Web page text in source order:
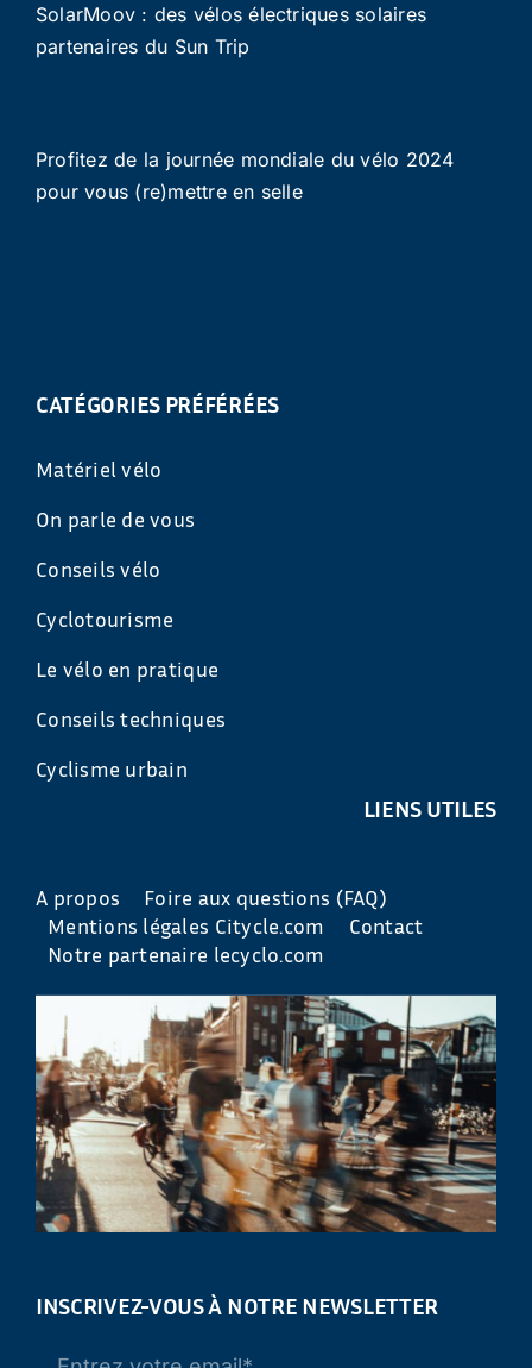
SolarMoov : des vélos électriques solaires
partenaires du Sun Trip
Profitez de la journée mondiale du vélo 2024
pour vous (re)mettre en selle
CATÉGORIES PRÉFÉRÉES
Matériel vélo
On parle de vous
Conseils vélo
Cyclotourisme
Le vélo en pratique
Conseils techniques
Cyclisme urbain
LIENS UTILES
A propos
Foire aux questions (FAQ)
Mentions légales Citycle.com
Contact
Notre partenaire lecyclo.com
INSCRIVEZ-VOUS À NOTRE NEWSLETTER